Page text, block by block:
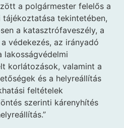
a polgármester felelős a
tekintetében,
a katasztrófaveszély, a
védekezés, az irányadó
lakosságvédelmi
korlátozások, valamint a
és a helyreállítás
feltételek
szerinti kárenyhítés